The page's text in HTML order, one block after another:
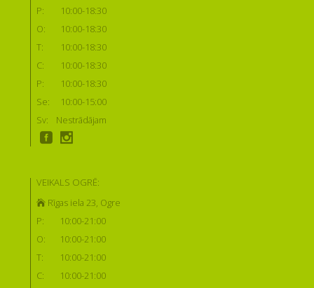
P:
10:00-18:30
O:
10:00-18:30
T:
10:00-18:30
C:
10:00-18:30
P:
10:00-18:30
Se:
10:00-15:00
Sv:
Nestrādājam
VEIKALS OGRĒ:
Rīgas iela 23, Ogre
P:
10:00-21:00
O:
10:00-21:00
T:
10:00-21:00
C:
10:00-21:00